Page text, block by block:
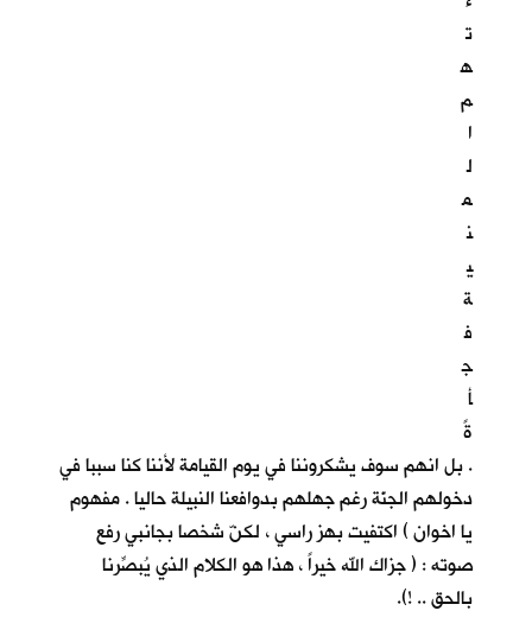
ت
ه
م
ا
ل
م
ن
ي
ة
ف
ج
أ
ةً
. بل انهم سوف يشكروننا في يوم القيامة لأننا كنا سببا في
دخولهم الجنّة رغم جهلهم بدوافعنا النبيلة حاليا . مفهوم
يا اخوان ) اكتفيت بهز راسي ، لكنّ شخصا بجانبي رفع
صوته : ( جزاك الله خيراً ، هذا هو الكلام الذي يُبصِّرنا
بالحق .. !).